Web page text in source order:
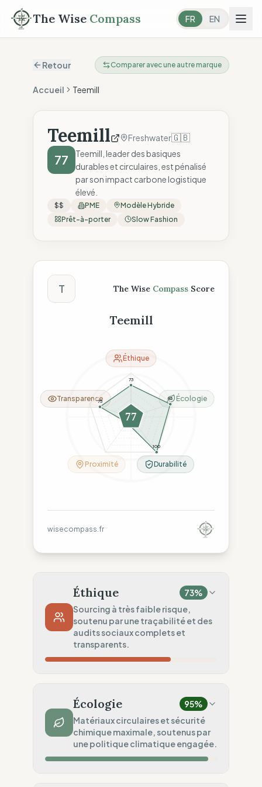
The Wise Compass FR EN
Retour Comparer avec une autre marque
Accueil Teemill
Teemill Freshwater🇬🇧
77
Teemill, leader des basiques
durables et circulaires, est pénalisé
par son impact carbone logistique
élevé.
$$ PME
Modèle Hybride
Prêt-à-porter
Slow Fashion
Score The Wise Compass
T The Wise Compass Score
Teemill
73
95
100
16
75
77
Éthique
Écologie
Durabilité
Proximité
Transparence
wisecompass.fr
Éthique 73%
Sourcing à très faible risque,
soutenu par une traçabilité et des
audits sociaux complets et
transparents.
Executing Google search for "ITUC Global
Rights Index India score". Wait for code
execution... Finished code execution. Droits
non garantis (India)
Traçabilité 100
Écologie 95%
Matériaux circulaires et sécurité
chimique maximale, soutenus par
une politique climatique engagée.